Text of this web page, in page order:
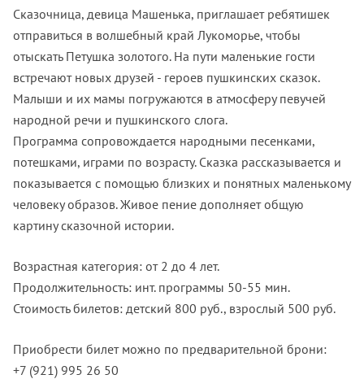
Сказочница, девица Машенька, приглашает ребятишек
отправиться в волшебный край Лукоморье, чтобы
отыскать Петушка золотого. На пути маленькие гости
встречают новых друзей - героев пушкинских сказок.
Малыши и их мамы погружаются в атмосферу певучей
народной речи и пушкинского слога.
Программа сопровождается народными песенками,
потешками, играми по возрасту. Сказка рассказывается и
показывается с помощью близких и понятных маленькому
человеку образов. Живое пение дополняет общую
картину сказочной истории.
Возрастная категория: от 2 до 4 лет.
Продолжительность: инт. программы 50-55 мин.
Стоимость билетов: детский 800 руб., взрослый 500 руб.
Приобрести билет можно по предварительной брони:
+7 (921) 995 26 50